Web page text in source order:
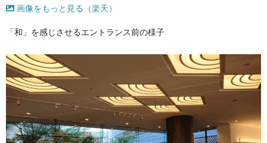
画像をもっと見る（楽天）
「和」を感じさせるエントランス前の様子